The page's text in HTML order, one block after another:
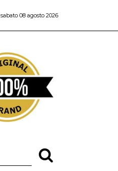
sabato 08 agosto 2026